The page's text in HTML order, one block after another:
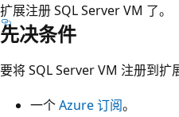
扩展注册 SQL Server VM 了。
先决条件
要将 SQL Server VM 注册到扩
一个Azure 订阅。